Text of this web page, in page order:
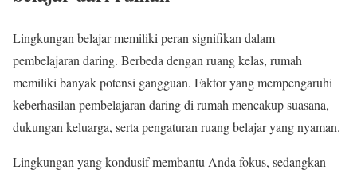
Lingkungan belajar memiliki peran signifikan dalam
pembelajaran daring. Berbeda dengan ruang kelas, rumah
memiliki banyak potensi gangguan. Faktor yang mempengaruhi
keberhasilan pembelajaran daring di rumah mencakup suasana,
dukungan keluarga, serta pengaturan ruang belajar yang nyaman.
Lingkungan yang kondusif membantu Anda fokus, sedangkan